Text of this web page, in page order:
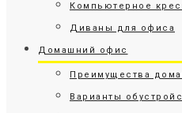
Компьютерное
Диваны для офиса
Домашний офис
Преимущества
Варианты